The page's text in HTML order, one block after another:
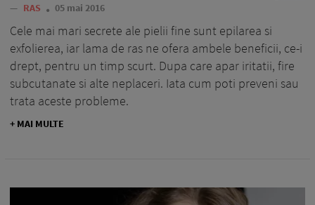
— RAS 05 mai 2016
Cele mai mari secrete ale pielii fine sunt epilarea si
exfolierea, iar lama de ras ne ofera ambele beneficii, ce-i
drept, pentru un timp scurt. Dupa care apar iritatii, fire
subcutanate si alte neplaceri. Iata cum poti preveni sau
trata aceste probleme.
+ MAI MULTE